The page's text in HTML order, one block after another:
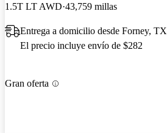
1.5T LT AWD 43,759 millas
Entrega a domicilio desde Forney, TX
El precio incluye envío de $282
Gran oferta